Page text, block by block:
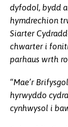
dyfodol, bydd
hymdrechion
Siarter
chwarter i
parhaus wrth
“Mae’r
hyrwyddo
cynhwysol i